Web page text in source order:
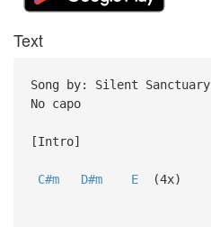
Text
Song by: Silent Sanctuary
No capo
[Intro]
C#m D#m E(4x)